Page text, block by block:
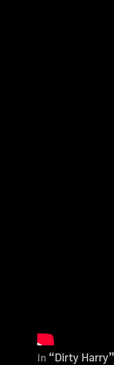
In “Dirty Harry”